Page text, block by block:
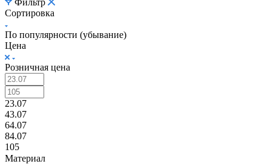
Сортировка
По популярности (убывание)
Цена
Розничная цена
23.07
43.07
64.07
84.07
105
Материал